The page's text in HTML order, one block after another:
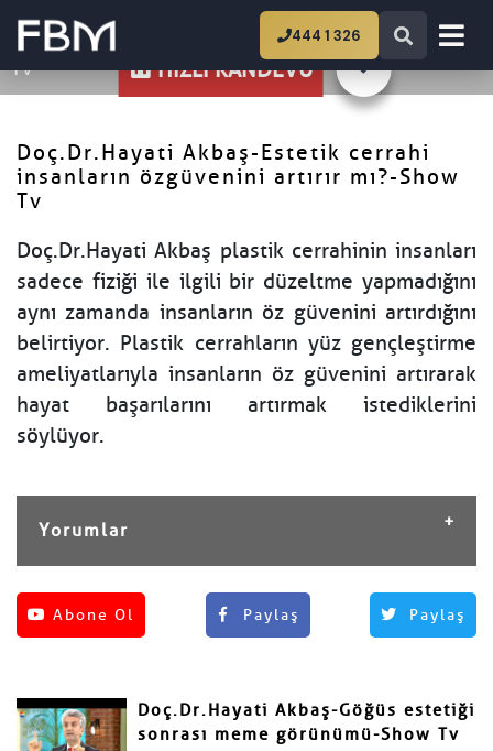
444 1 326
Doç.Dr.Hayati Akbaş-Estetik
cerrahi insanların özgüvenini artırır mı?-Show
Tv
HIZLI RANDEVU
Doç.Dr.Hayati Akbaş-Estetik cerrahi
insanların özgüvenini artırır mı?-Show
Tv
Doç.Dr.Hayati Akbaş plastik cerrahinin insanları
sadece fiziği ile ilgili bir düzeltme yapmadığını
aynı zamanda insanların öz güvenini artırdığını
belirtiyor. Plastik cerrahların yüz gençleştirme
ameliyatlarıyla insanların öz güvenini artırarak
hayat başarılarını artırmak istediklerini
söylüyor.
Abone Ol Paylaş Paylaş
Yorumlar
Henüz yorum yapılmamış.
Adınız ve Soyadınız
Mail
Doç.Dr.Hayati Akbaş-Göğüs estetiği
sonrası meme görünümü-Show Tv